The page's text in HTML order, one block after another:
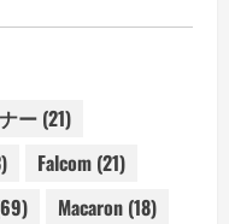
ー (21)
Falcom (21)
Macaron (18)